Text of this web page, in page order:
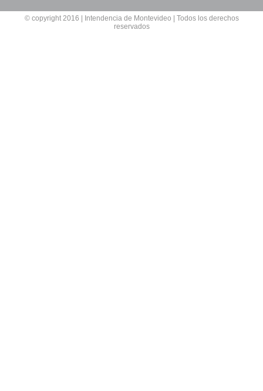
© copyright 2016 | Intendencia de Montevideo | Todos los derechos
reservados